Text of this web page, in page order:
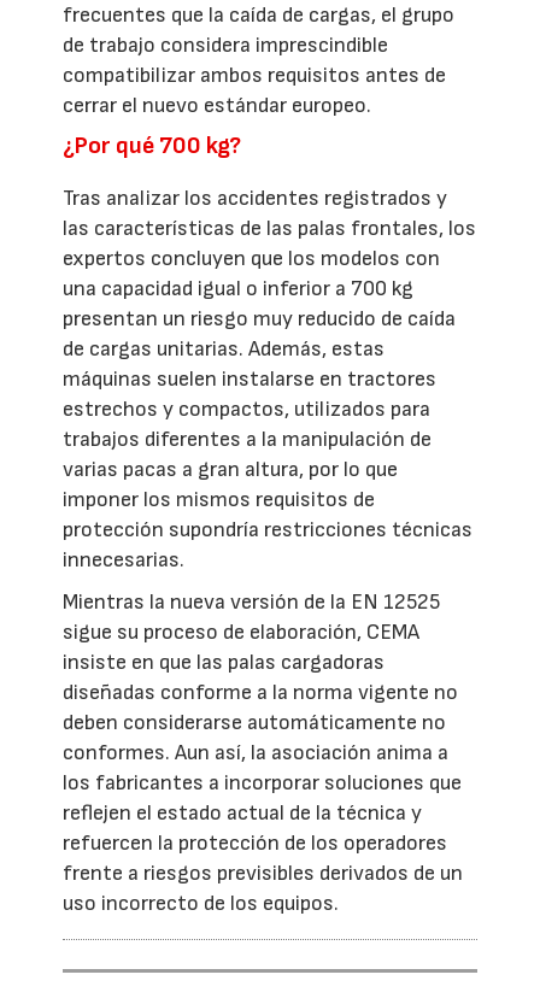
frecuentes que la caída de cargas, el grupo
de trabajo considera imprescindible
compatibilizar ambos requisitos antes de
cerrar el nuevo estándar europeo.
¿Por qué 700 kg?
Tras analizar los accidentes registrados y
las características de las palas frontales, los
expertos concluyen que los modelos con
una capacidad igual o inferior a 700 kg
presentan un riesgo muy reducido de caída
de cargas unitarias. Además, estas
máquinas suelen instalarse en tractores
estrechos y compactos, utilizados para
trabajos diferentes a la manipulación de
varias pacas a gran altura, por lo que
imponer los mismos requisitos de
protección supondría restricciones técnicas
innecesarias.
Mientras la nueva versión de la EN 12525
sigue su proceso de elaboración, CEMA
insiste en que las palas cargadoras
diseñadas conforme a la norma vigente no
deben considerarse automáticamente no
conformes. Aun así, la asociación anima a
los fabricantes a incorporar soluciones que
reflejen el estado actual de la técnica y
refuercen la protección de los operadores
frente a riesgos previsibles derivados de un
uso incorrecto de los equipos.